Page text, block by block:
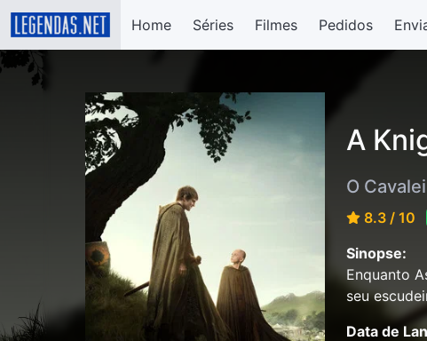
Home Séries Filmes Pedidos
A
O
8.3 / 10
Sinopse:
Enquanto
seu
Data de